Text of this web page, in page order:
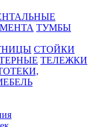
ТУМБЫ
СТОЙКИ
ТЕЛЕЖКИ